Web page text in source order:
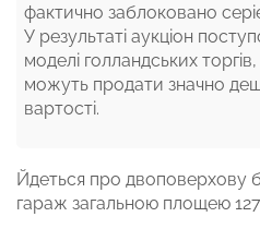
фактично заблоковано
У результаті аукціон
моделі голландських
можуть продати значно
вартості.
Йдеться про двоповерхову
гараж загальною площею